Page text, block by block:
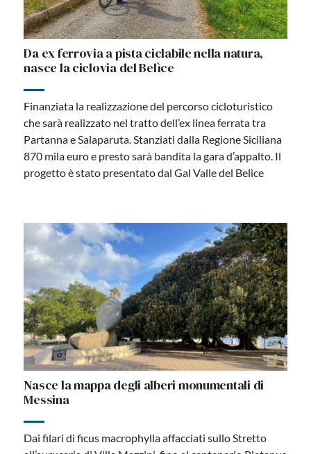
Da ex ferrovia a pista ciclabile nella natura,
nasce la ciclovia del Belìce
Finanziata la realizzazione del percorso cicloturistico
che sarà realizzato nel tratto dell’ex linea ferrata tra
Partanna e Salaparuta. Stanziati dalla Regione Siciliana
870 mila euro e presto sarà bandita la gara d’appalto. Il
progetto è stato presentato dal Gal Valle del Belìce
Nasce la mappa degli alberi monumentali di
Messina
Dai filari di ficus macrophylla affacciati sullo Stretto